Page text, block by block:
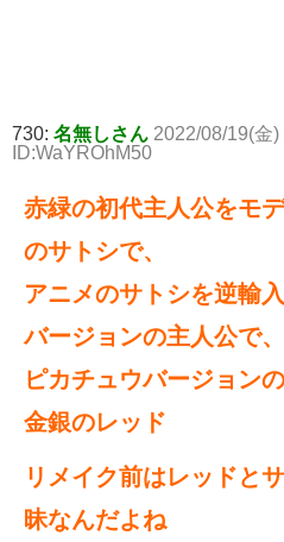
730: 名無しさん 2022/08/19(金
ID:WaYROhM50
赤緑の初代主人公をモ
のサトシで、
アニメのサトシを逆輸
バージョンの主人公で、
ピカチュウバージョン
金銀のレッド
リメイク前はレッドと
昧なんだよね